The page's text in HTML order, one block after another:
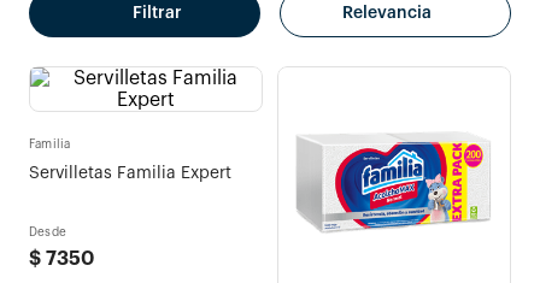
Filtrar Relevancia
Familia
Servilletas Familia Expert
Desde
$ 7350